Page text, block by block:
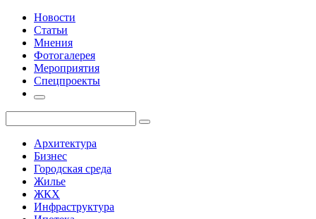
Новости
Статьи
Мнения
Фотогалерея
Мероприятия
Спецпроекты
Архитектура
Бизнес
Городская среда
Жилье
ЖКХ
Инфраструктура